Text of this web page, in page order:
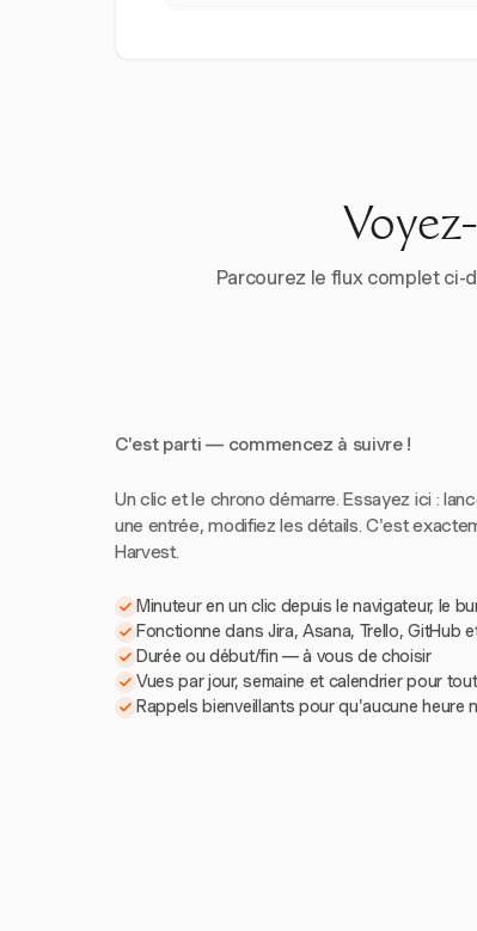
Parcourez le flux complet ci-
C'est parti — commencez à suivre !
Un clic et le chrono démarre. Essayez ici :
une entrée, modifiez les détails. C'est
Harvest.
Minuteur en un clic depuis le navigateur, le
Fonctionne dans Jira, Asana, Trello, GitHub
Durée ou début/fin — à vous de choisir
Vues par jour, semaine et calendrier pour
Rappels bienveillants pour qu'aucune heure